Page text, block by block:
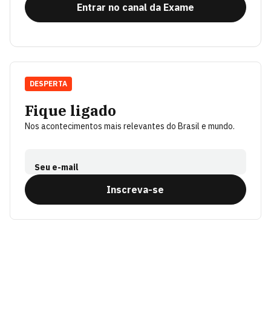
Entrar no canal da Exame
Fique ligado
Nos acontecimentos mais relevantes do Brasil e mundo.
Seu e-mail
Inscreva-se
DESPERTA